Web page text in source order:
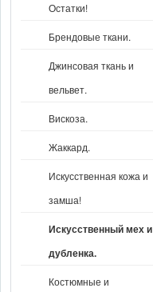
Остатки!
Брендовые ткани.
Джинсовая ткань и
вельвет.
Вискоза.
Жаккард.
Искусственная кожа и
замша!
Искусственный мех и
дубленка.
Костюмные и